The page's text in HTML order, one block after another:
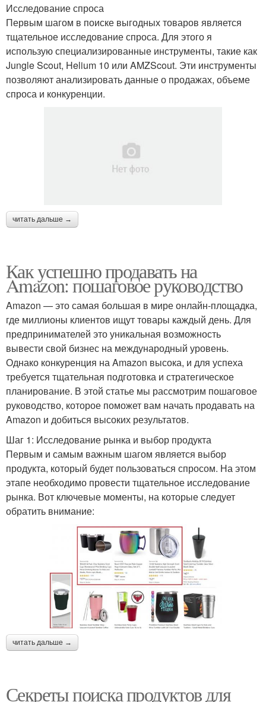
Исследование спроса
Первым шагом в поиске выгодных товаров является
тщательное исследование спроса. Для этого я
использую специализированные инструменты, такие как
Jungle Scout, Helium 10 или AMZScout. Эти инструменты
позволяют анализировать данные о продажах, объеме
спроса и конкуренции.
читать дальше →
Как успешно продавать на
Amazon: пошаговое руководство
Amazon — это самая большая в мире онлайн-площадка,
где миллионы клиентов ищут товары каждый день. Для
предпринимателей это уникальная возможность
вывести свой бизнес на международный уровень.
Однако конкуренция на Amazon высока, и для успеха
требуется тщательная подготовка и стратегическое
планирование. В этой статье мы рассмотрим пошаговое
руководство, которое поможет вам начать продавать на
Amazon и добиться высоких результатов.
Шаг 1: Исследование рынка и выбор продукта
Первым и самым важным шагом является выбор
продукта, который будет пользоваться спросом. На этом
этапе необходимо провести тщательное исследование
рынка. Вот ключевые моменты, на которые следует
обратить внимание:
читать дальше →
Секреты поиска продуктов для